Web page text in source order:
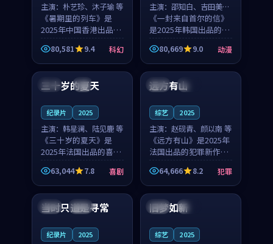
主演： 朴艺珍、沐子瑜 等
《暑期里的列车》是
2025年中国香港出品的
科幻新作，主创团队希
望用城市夜归人的故事
让观众停下来想一想。
朴艺珍领衔，沐子瑜担
任重要角色，郑书延的
80,581 9.4 科幻
主演： 邵知白、吉田美琴
等
《一封来自首尔的信》
是2025年韩国出品的动
漫新作，主创团队希望
用高考往事的故事让观
众停下来想一想。邵知
重要角色，谢承南的
80,669 9.0 动漫
法国 4K
三十岁的夏天
纪录片 2025
主演： 韩星澜、陆见鹿 等
《三十岁的夏天》是
2025年法国出品的喜剧
新作，主创团队希望用
深夜电台的故事让观众
停下来想一想。韩星澜
角色，山田纯一的叙事
63,044 7.8 喜剧
法国 独播
远方有山
综艺 2025
主演： 赵砚青、颜以南 等
《远方有山》是2025年
法国出品的犯罪新作，
主创团队希望用高校追
梦的故事让观众停下来
想一想。赵砚青领衔，
颜以南担任重要角色，
山田纯一的叙事节奏
64,666 8.2 犯罪
泰国 杜比
当时只道是寻常
纪录片 2025
中国 高分
旧梦如新
综艺 2025